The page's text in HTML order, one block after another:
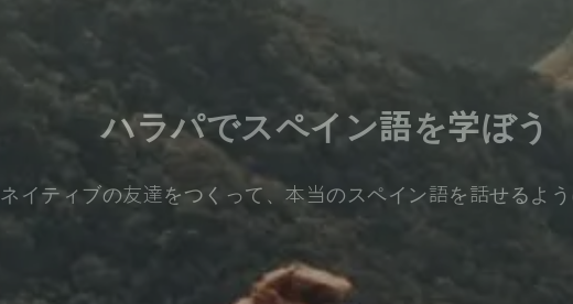
ハラパでスペイン語を学ぼう
ネイティブの友達をつくって、本当のスペイン語を話せるよ